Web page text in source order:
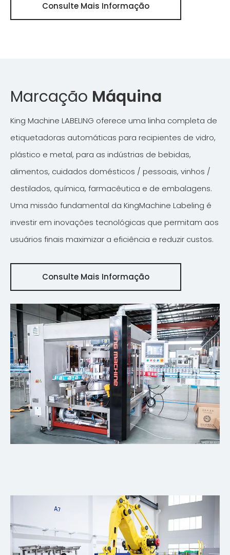
Consulte Mais Informação
Marcação Máquina
King Machine LABELING oferece uma linha completa de
etiquetadoras automáticas para recipientes de vidro,
plástico e metal, para as indústrias de bebidas,
alimentos, cuidados domésticos / pessoais, vinhos /
destilados, química, farmacêutica e de embalagens.
Uma missão fundamental da KingMachine Labeling é
investir em inovações tecnológicas que permitam aos
usuários finais maximizar a eficiência e reduzir custos.
Consulte Mais Informação